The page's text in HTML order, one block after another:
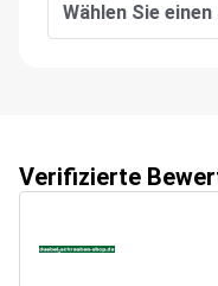
Wählen Sie
Verifizierte